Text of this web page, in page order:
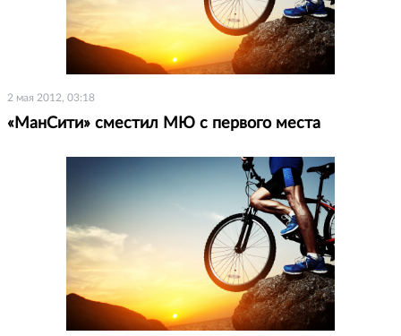
2 мая 2012, 03:18
«МанСити» сместил МЮ с первого места